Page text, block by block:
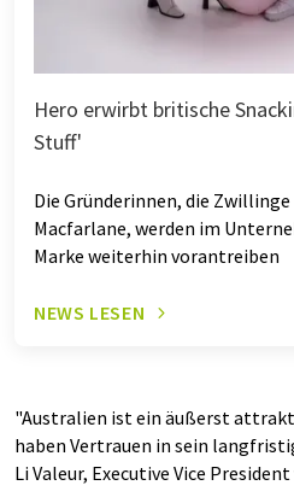
Hero erwirbt britische
Stuff'
Die Gründerinnen, die Zwillinge
Macfarlane, werden im
Marke weiterhin vorantreiben
NEWS LESEN
"Australien ist ein äußerst
haben Vertrauen in sein
Li Valeur, Executive Vice